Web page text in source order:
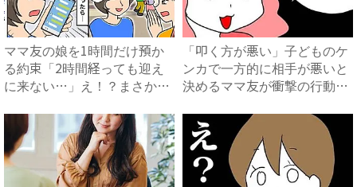
ママ友の娘を1時間だけ預か
る約束「2時間経っても迎え
に来ない…」え！？まさかの
「叩く方が悪い」子どものケ
ンカで一方的に相手が悪いと
決めるママ友が衝撃の行動を